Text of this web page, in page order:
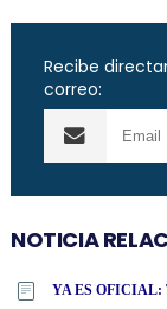
Recibe
correo:
NOTICIA